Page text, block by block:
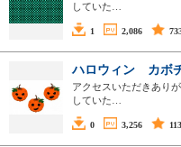
していた…
1 2,086
ハロウィン カボ
アクセスいただきあり
していた…
0 3,256